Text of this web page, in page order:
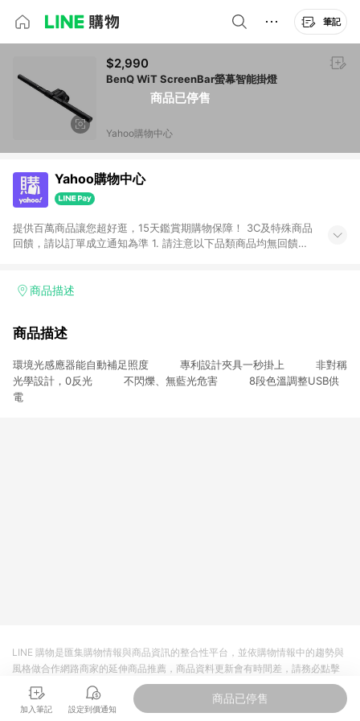
筆記
商品已停售
$2,990
BenQ WiT ScreenBar螢幕智能掛燈
Yahoo購物中心
Yahoo購物中心
提供百萬商品讓您超好逛，15天鑑賞期購物保障！ 3C及特殊商品
回饋，請以訂單成立通知為準 1. 請注意以下品類商品均無回饋：
電玩/遊戲/相機/單眼/鏡頭/拍立得 [2024/6/1起適用] -內接硬
的購回饋活動享Yahoo超贈點回饋者 - 購物中心商店之商品：商
3. 訂單回饋金額將扣除運費/購物金/超贈點/福利金/紅利折抵/折
價券等虛擬貨幣折抵 4. 大宗採購或批發轉賣不具回饋資格： 如
有相關事證認定您為大宗採購、批發轉賣而非最終消費使用者，
商品描述
商品描述
環境光感應器能自動補足照度 專利設計夾具一秒掛上 非對稱
光學設計，0反光 不閃爍、無藍光危害 8段色溫調整USB供
電
加入筆記 設定到價通知
商品已停售
LINE 購物是匯集購物情報與商品資訊的整合性平台，並依購物情報中的趨勢與
風格做合作網路商家的延伸商品推薦，商品資料更新會有時間差，請務必點擊
商品至各合作網路商家，確認現售價與購物條件，一切資訊以合作廠商網頁為
準。